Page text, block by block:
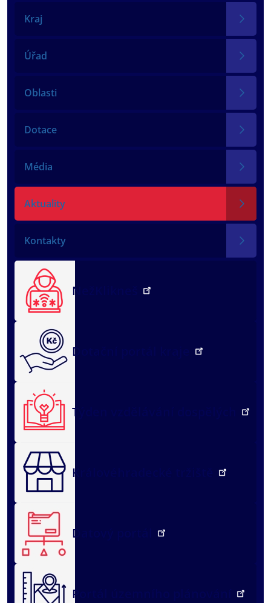
Kraj
Úřad
Oblasti
Dotace
Média
Aktuality
Kontakty
NežKlikneš
Dotační portál kraje
Týden vzdělávání dospělých
Královéhradecké tržiště
Datový portál
Portál územního plánování